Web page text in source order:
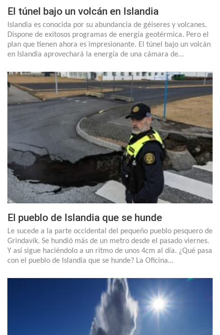
El túnel bajo un volcán en Islandia
Islandia es conocida por su abundancia de géiseres y volcanes.
Dispone de exitosos programas de energía geotérmica. Pero el
plan que tienen ahora es impresionante. El túnel bajo un volcán
en Islandia aprovechará la energía de una cámara de…
El pueblo de Islandia que se hunde
Le sucede a la parte occidental del pequeño pueblo pesquero de
Grindavík. Se hundió más de un metro desde el pasado viernes.
Y así sigue haciéndolo a un ritmo de unos 4cm al día. ¿Qué pasa
con el pueblo de Islandia que se hunde? La Oficina…